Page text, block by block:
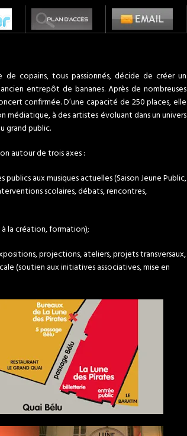
de copains, tous passionnés, décide de créer un
entrepôt de bananes. Après de nombreuses
confirmée. D’une capacité de 250 places, elle
à des artistes évoluant dans un univers
grand public.
autour de trois axes :
aux musiques actuelles (Saison Jeune Public,
scolaires, débats, rencontres,
à la création, formation);
projections, ateliers, projets transversaux,
(soutien aux initiatives associatives, mise en